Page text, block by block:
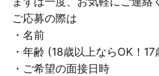
ご応募の際は
・名前
・年齢 (18歳以上ならOK！
・ご希望の面接日時